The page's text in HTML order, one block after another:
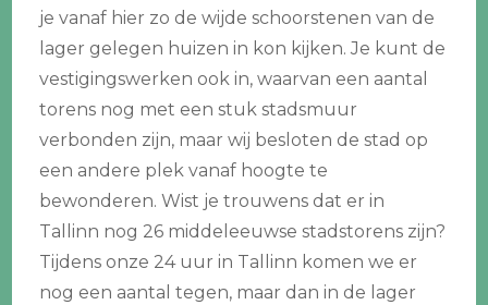
je vanaf hier zo de wijde schoorstenen van de
lager gelegen huizen in kon kijken. Je kunt de
vestigingswerken ook in, waarvan een aantal
torens nog met een stuk stadsmuur
verbonden zijn, maar wij besloten de stad op
een andere plek vanaf hoogte te
bewonderen. Wist je trouwens dat er in
Tallinn nog 26 middeleeuwse stadstorens zijn?
Tijdens onze 24 uur in Tallinn komen we er
nog een aantal tegen, maar dan in de lager